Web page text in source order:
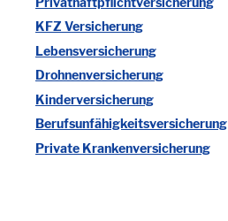
KFZ Versicherung
Lebensversicherung
Drohnenversicherung
Kinderversicherung
Berufsunfähigkeitsversicherung
Private Krankenversicherung